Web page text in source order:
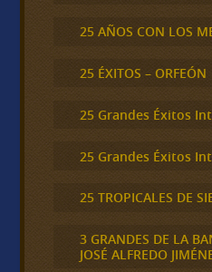
25 AÑOS CON LOS
25 ÉXITOS – ORFEÓN
25 Grandes Éxitos
25 Grandes Éxitos
25 TROPICALES DE
3 GRANDES DE LA
JOSÉ ALFREDO